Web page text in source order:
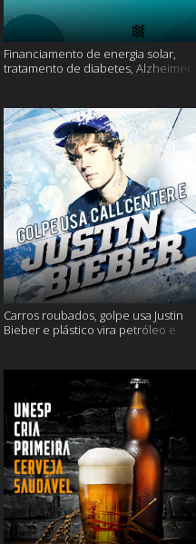
Financiamento de energia solar,
tratamento de diabetes, Alzheimer
Carros roubados, golpe usa Justin
Bieber e plástico vira petróleo e